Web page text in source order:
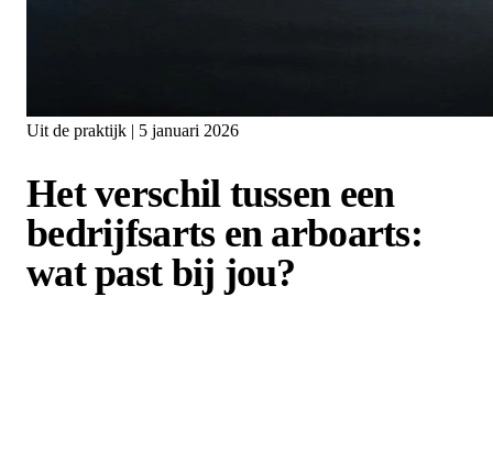
Uit de praktijk | 5 januari 2026
Het verschil tussen een
bedrijfsarts en arboarts:
wat past bij jou?